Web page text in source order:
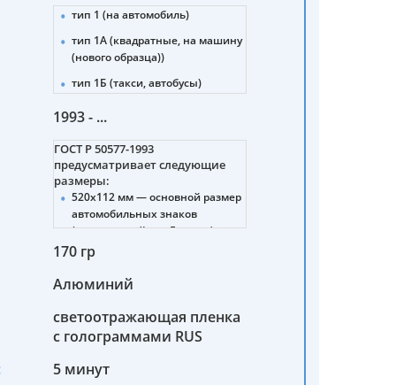
тип 1 (на автомобиль)
тип 1А (квадратные, на машину
(нового образца))
тип 1Б (такси, автобусы)
тип 2 (прицепы, полуприцепы)
тип 4 (мотоциклы (нового и
старого образца))
тип 4А (снегоболотоходы,
мотовездеходы)
тип 4Б (мопеды)
прицепы, полуприцепы)
7 (военные тракторы,
8 (военные мотоциклы,
1993 - ...
ГОСТ Р 50577-1993
предусматривает следующие
размеры:
520х112 мм — основной размер
автомобильных знаков
(стандартный для Европы).
288х206 мм — для тракторов,
прицепов.
245х185 мм — для мотоциклов,
мотороллеров, мопедов.
транспортных средств
170 гр
Алюминий
светоотражающая пленка
с голограммами RUS
5 минут